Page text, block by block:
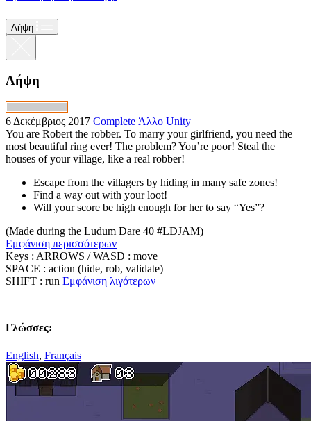
Λήψη
Λήψη
6 Δεκέμβριος 2017 Complete Άλλο Unity
You are Robert the robber. To marry your girlfriend, you need the
most beautiful ring ever! The problem? You’re poor! Steal the
houses of your village, like a real robber!
Escape from the villagers by hiding in many safe zones!
Find a way out with your loot!
Will your score be high enough for her to say “Yes”?
(Made during the Ludum Dare 40 #LDJAM)
Εμφάνιση περισσότερων
Keys : ARROWS / WASD : move
SPACE : action (hide, rob, validate)
SHIFT : run Εμφάνιση λιγότερων
Γλώσσες:
English, Français